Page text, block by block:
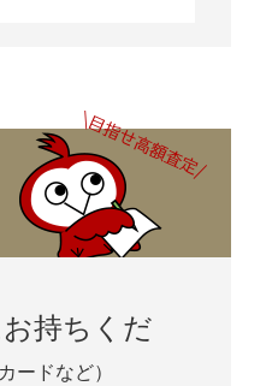
持ちくだ
ードなど）